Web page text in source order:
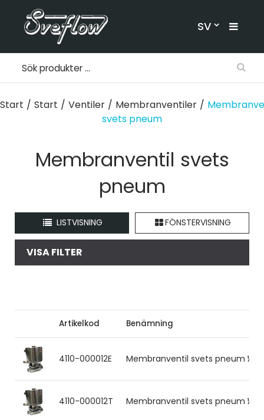
SV
Start / Start / Ventiler / Membranventiler /
svets pneum
Membranventil svets
pneum
LISTVISNING FÖNSTERVISNING
VISA FILTER
Artikelkod Benämning
4110-000012E Membranventil svets pneum ½''
4110-000012T Membranventil svets pneum ½''